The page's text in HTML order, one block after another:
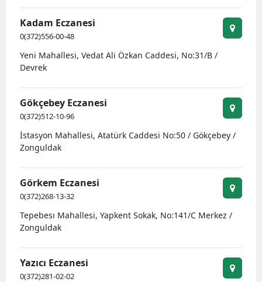
Kadam Eczanesi
0(372)556-00-48
Yeni Mahallesi, Vedat Ali Özkan Caddesi, No:31/B /
Devrek
Gökçebey Eczanesi
0(372)512-10-96
İstasyon Mahallesi, Atatürk Caddesi No:50 / Gökçebey /
Zonguldak
Görkem Eczanesi
0(372)268-13-32
Tepebesı Mahallesi, Yapkent Sokak, No:141/C Merkez /
Zonguldak
Yazıcı Eczanesi
0(372)281-02-02